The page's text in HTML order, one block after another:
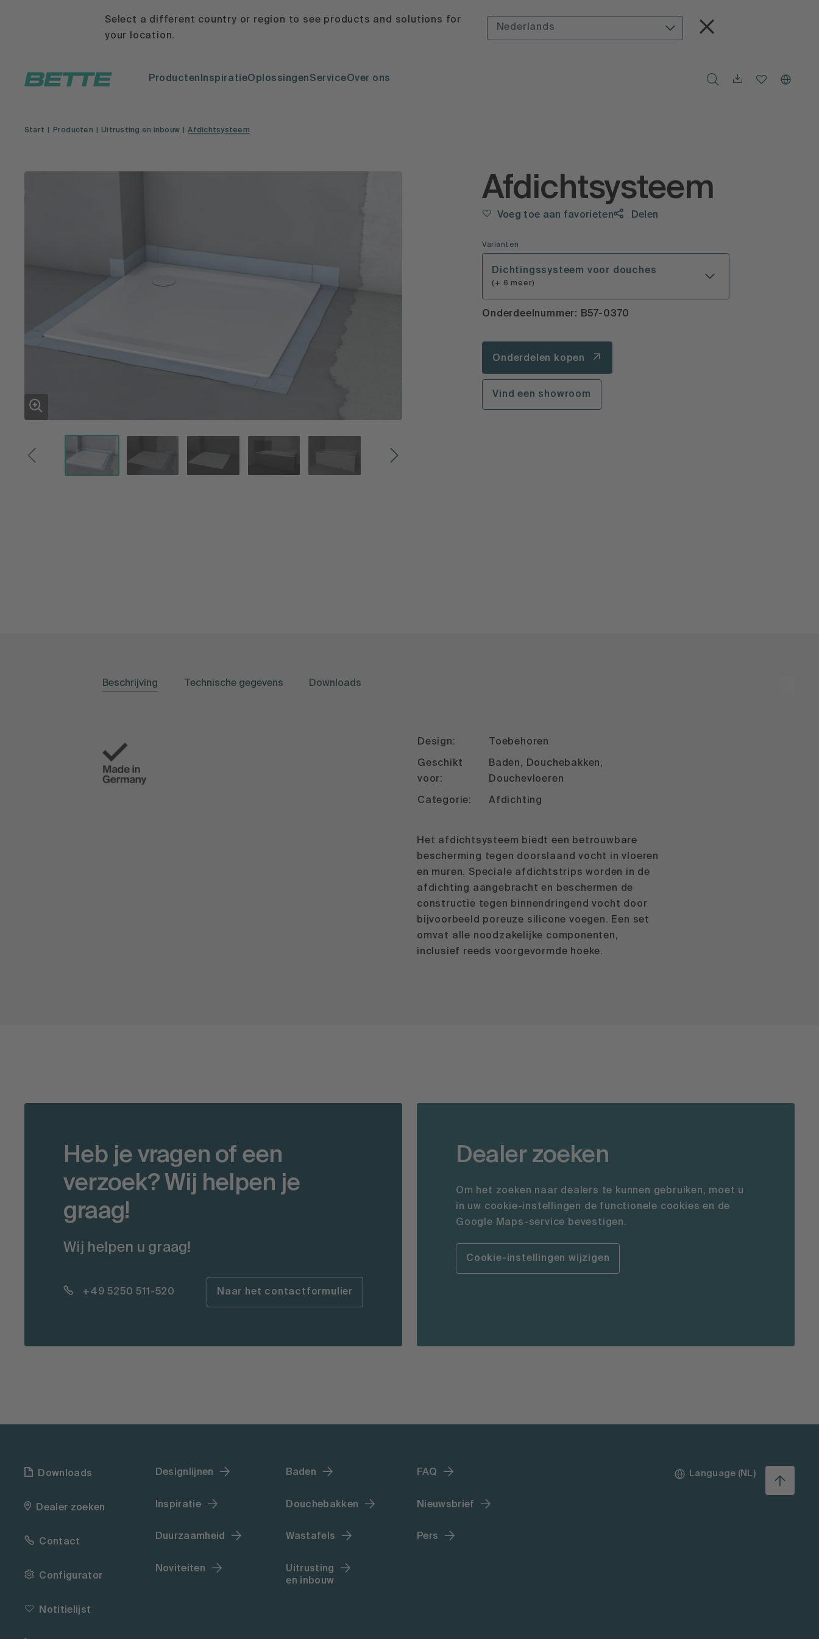
Select a different country or region to see products and solutions for
your location.
Nederlands
ProductenInspiratieOplossingenServiceOver ons
Start Producten Uitrusting en inbouw Afdichtsysteem
Afdichtsysteem
Voeg toe aan favorieten Delen
Varianten
Dichtingssysteem voor douches
(+ 6 meer)
Onderdeelnummer: B57-0370
Onderdelen kopen
Vind een showroom
Beschrijving Technische gegevens Downloads
Design: Toebehoren
Geschikt
voor:
Baden, Douchebakken,
Douchevloeren
Categorie: Afdichting
Het afdichtsysteem biedt een betrouwbare
bescherming tegen doorslaand vocht in vloeren
en muren. Speciale afdichtstrips worden in de
afdichting aangebracht en beschermen de
constructie tegen binnendringend vocht door
bijvoorbeeld poreuze silicone voegen. Een set
omvat alle noodzakelijke componenten,
inclusief reeds voorgevormde hoeke.
Heb je vragen of een
verzoek? Wij helpen je
graag!
Wij helpen u graag!
+49 5250 511-520 Naar het contactformulier
Dealer zoeken
Om het zoeken naar dealers te kunnen gebruiken, moet u
in uw cookie-instellingen de functionele cookies en de
Google Maps-service bevestigen.
Cookie-instellingen wijzigen
Downloads
Dealer zoeken
Contact
Configurator
Notitielijst
Designlijnen
Inspiratie
Duurzaamheid
Noviteiten
Baden
Douchebakken
Wastafels
Uitrusting
en inbouw
FAQ
Nieuwsbrief
Pers
Language (NL)